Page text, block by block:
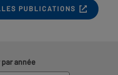
PUBLICATIONS
année